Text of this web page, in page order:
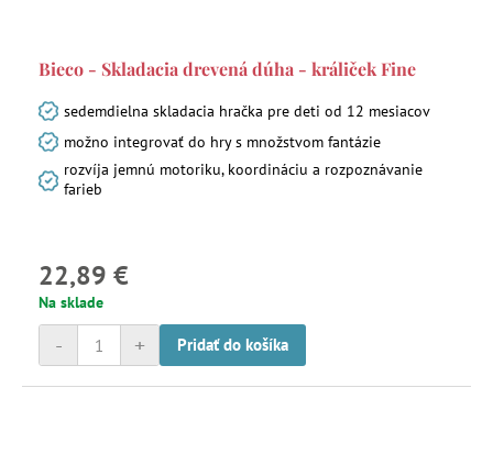
Bieco - Skladacia drevená dúha - králiček Fine
sedemdielna skladacia hračka pre deti od 12 mesiacov
možno integrovať do hry s množstvom fantázie
rozvíja jemnú motoriku, koordináciu a rozpoznávanie
farieb
22,89 €
Na sklade
+
- Pridať do košíka